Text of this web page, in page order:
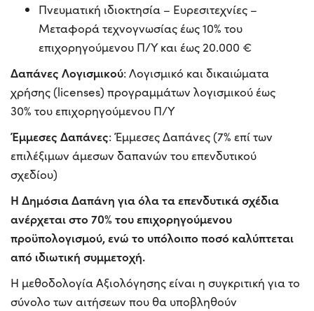
Πνευματική ιδιοκτησία – Ευρεσιτεχνίες –
Μεταφορά τεχνογνωσίας έως 10% του
επιχορηγούμενου Π/Υ και έως 20.000 €
Δαπάνες Λογισμικού: Λογισμικό και δικαιώματα
χρήσης (licenses) προγραμμάτων λογισμικού έως
30% του επιχορηγούμενου Π/Υ
Έμμεσες Δαπάνες: Έμμεσες Δαπάνες (7% επί των
επιλέξιμων άμεσων δαπανών του επενδυτικού
σχεδίου)
Η Δημόσια Δαπάνη για όλα τα επενδυτικά σχέδια
ανέρχεται στο 70% του επιχορηγούμενου
προϋπολογισμού, ενώ το υπόλοιπο ποσό καλύπτεται
από ιδιωτική συμμετοχή.
Η μεθοδολογία Αξιολόγησης είναι η συγκριτική για το
σύνολο των αιτήσεων που θα υποβληθούν